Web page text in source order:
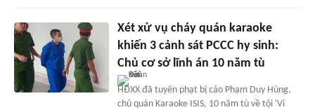
Xét xử vụ cháy quán karaoke
khiến 3 cảnh sát PCCC hy sinh:
Chủ cơ sở lĩnh án 10 năm tù
HĐXX đã tuyên phạt bị cáo Phạm Duy Hùng,
chủ quán Karaoke ISIS, 10 năm tù về tội 'Vi